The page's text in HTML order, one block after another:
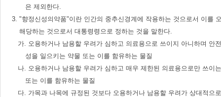
은 제외한다.
3. "향정신성의약품"이란 인간의 중추신경계에 작용하는 것으로서 이를
해당하는 것으로서 대통령령으로 정하는 것을 말한다.
가. 오용하거나 남용할 우려가 심하고 의료용으로 쓰이지 아니하며
성을 일으키는 약물 또는 이를 함유하는 물질
나. 오용하거나 남용할 우려가 심하고 매우 제한된 의료용으로만 쓰
또는 이를 함유하는 물질
다. 가목과 나목에 규정된 것보다 오용하거나 남용할 우려가 상대적